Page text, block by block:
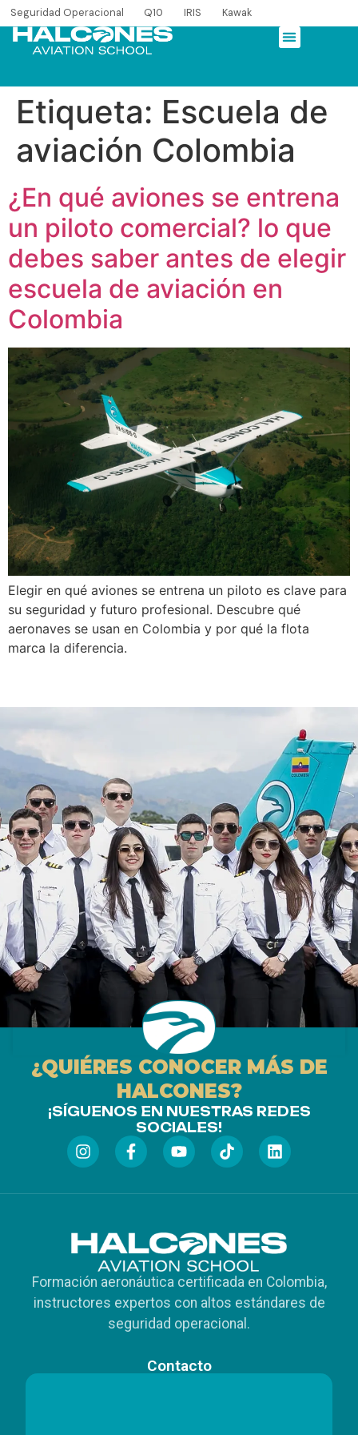
Seguridad Operacional Q10 IRIS Kawak
Etiqueta: Escuela de
aviación Colombia
¿En qué aviones se entrena
un piloto comercial? lo que
debes saber antes de elegir
escuela de aviación en
Colombia
Elegir en qué aviones se entrena un piloto es clave para
su seguridad y futuro profesional. Descubre qué
aeronaves se usan en Colombia y por qué la flota
marca la diferencia.
¿QUIÉRES CONOCER MÁS DE
HALCONES?
¡SÍGUENOS EN NUESTRAS REDES
SOCIALES!
Formación aeronáutica certificada en Colombia,
instructores expertos con altos estándares de
seguridad operacional.
Contacto